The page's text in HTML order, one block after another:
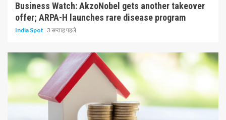
Business Watch: AkzoNobel gets another takeover
offer; ARPA-H launches rare disease program
India Spot 3 सप्ताह पहले